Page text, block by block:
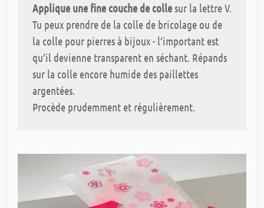
Applique une fine couche de colle sur la lettre V.
Tu peux prendre de la colle de bricolage ou de
la colle pour pierres à bijoux - l‘important est
qu‘il devienne transparent en séchant. Répands
sur la colle encore humide des paillettes
argentées.
Procède prudemment et régulièrement.